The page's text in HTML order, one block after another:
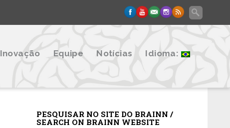
Inovação Equipe Notícias Idioma:
PESQUISAR NO SITE DO BRAINN /
SEARCH ON BRAINN WEBSITE